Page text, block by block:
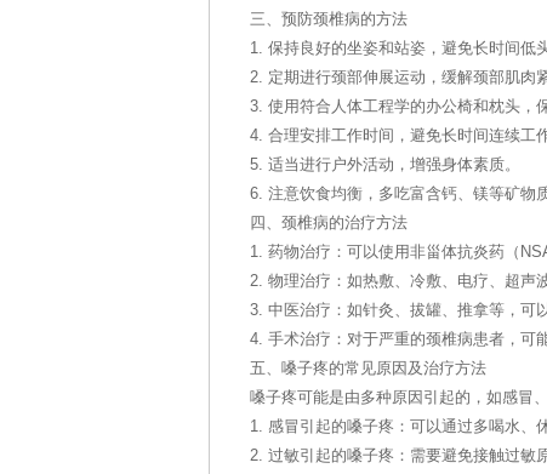
三、预防颈椎病的方法
1. 保持良好的坐姿和站姿，避免长时间低
2. 定期进行颈部伸展运动，缓解颈部肌肉紧
3. 使用符合人体工程学的办公椅和枕头，
4. 合理安排工作时间，避免长时间连续工作
5. 适当进行户外活动，增强身体素质。
6. 注意饮食均衡，多吃富含钙、镁等矿物
四、颈椎病的治疗方法
1. 药物治疗：可以使用非甾体抗炎药（
2. 物理治疗：如热敷、冷敷、电疗、超声
3. 中医治疗：如针灸、拔罐、推拿等，可
4. 手术治疗：对于严重的颈椎病患者，可
五、嗓子疼的常见原因及治疗方法
嗓子疼可能是由多种原因引起的，如感冒
1. 感冒引起的嗓子疼：可以通过多喝水、
2. 过敏引起的嗓子疼：需要避免接触过敏